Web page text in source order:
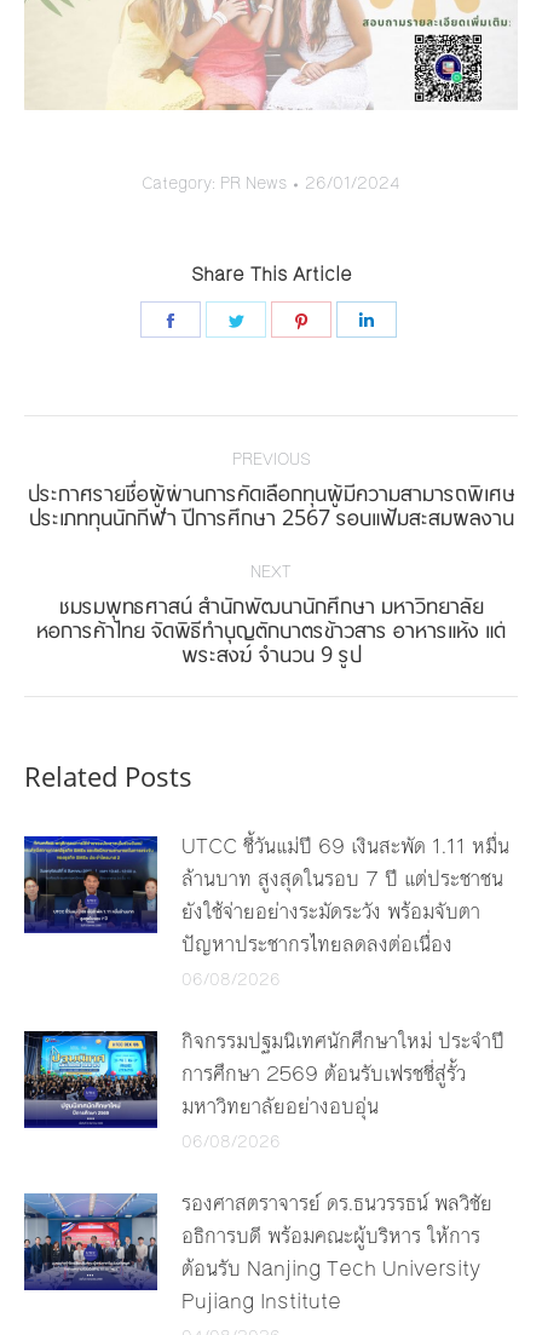
Category: PR News 26/01/2024
Share This Article
Share
Share
Share
navigation
PREVIOUS
Previous
post:
ประกาศรายชื่อผู้ผ่านการคัดเลือกทุนผู้มีความสามารถพิเศษ
ประเภททุนนักกีฬา ปีการศึกษา 2567 รอบแฟ้มสะสมผลงาน
NEXT
Next
post:
ชมรมพุทธศาสน์ สำนักพัฒนานักศึกษา มหาวิทยาลัย
หอการค้าไทย จัดพิธีทำบุญตักบาตรข้าวสาร อาหารแห้ง แด่
พระสงฆ์ จำนวน 9 รูป
Related Posts
UTCC ชี้วันแม่ปี 69 เงินสะพัด 1.11 หมื่น
ล้านบาท สูงสุดในรอบ 7 ปี แต่ประชาชน
ยังใช้จ่ายอย่างระมัดระวัง พร้อมจับตา
ปัญหาประชากรไทยลดลงต่อเนื่อง
06/08/2026
กิจกรรมปฐมนิเทศนักศึกษาใหม่ ประจำปี
การศึกษา 2569 ต้อนรับเฟรชชี่สู่รั้ว
มหาวิทยาลัยอย่างอบอุ่น
06/08/2026
รองศาสตราจารย์ ดร.ธนวรรธน์ พลวิชัย
อธิการบดี พร้อมคณะผู้บริหาร ให้การ
ต้อนรับ Nanjing Tech University
Pujiang Institute